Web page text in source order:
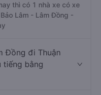
thì có 1 nhà xe có xe
Lâm - Lâm Đồng -
Đồng đi Thuận
tiếng bằng